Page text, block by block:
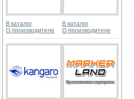
В каталог
О производителе
В каталог
О производителе